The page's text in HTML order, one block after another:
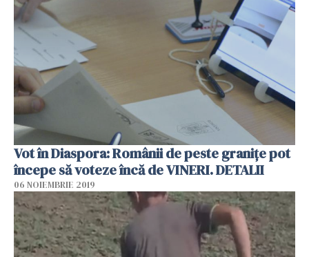
Vot în Diaspora: Românii de peste granițe pot
începe să voteze încă de VINERI. DETALII
06 NOIEMBRIE 2019